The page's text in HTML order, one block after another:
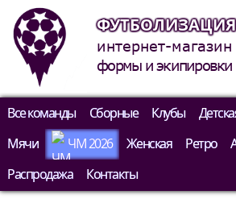
ФУТБОЛИЗАЦИЯ
интернет-магазин
формы и экипировки
Все команды Сборные Клубы
Мячи
ЧМ 2026 Женская Ретро
Распродажа
Контакты